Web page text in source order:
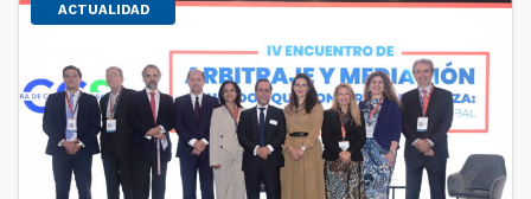
ACTUALIDAD